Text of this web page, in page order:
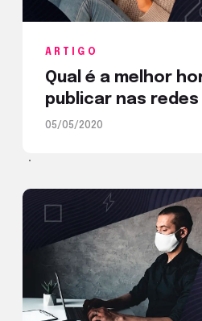
ARTIGO
Qual é a melhor
publicar nas
05/05/2020